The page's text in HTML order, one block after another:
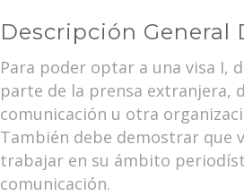
Descripción General
Para poder optar a una visa I,
parte de la prensa extranjera,
comunicación u otra
También debe demostrar que
trabajar en su ámbito
comunicación.